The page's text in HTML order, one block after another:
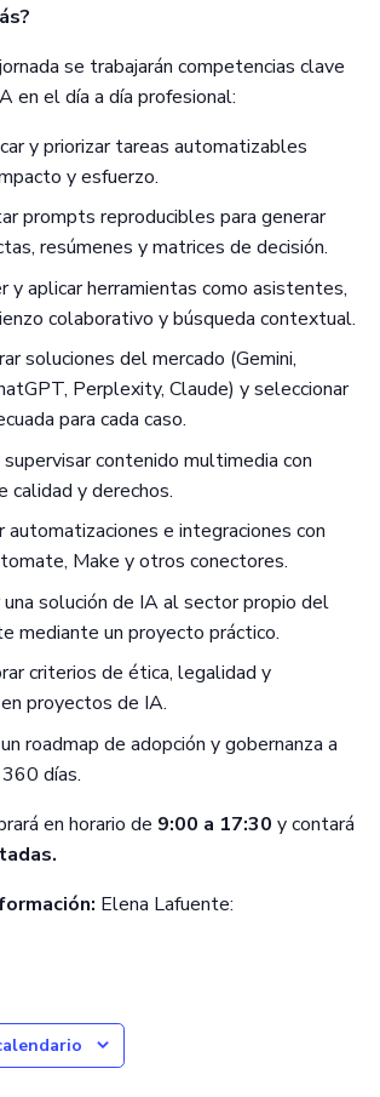
se trabajarán competencias clave
en el día a día profesional:
y priorizar tareas automatizables
y esfuerzo.
prompts reproducibles para generar
resúmenes y matrices de decisión.
y aplicar herramientas como asistentes,
colaborativo y búsqueda contextual.
soluciones del mercado (Gemini,
Perplexity, Claude) y seleccionar
para cada caso.
supervisar contenido multimedia con
calidad y derechos.
automatizaciones e integraciones con
Make y otros conectores.
solución de IA al sector propio del
mediante un proyecto práctico.
criterios de ética, legalidad y
proyectos de IA.
roadmap de adopción y gobernanza a
días.
en horario de 9:00 a 17:30 y contará
Elena Lafuente: